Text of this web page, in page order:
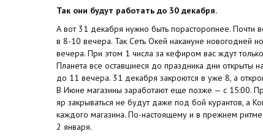
Так они будут работать до 30 декабря.
А вот 31 декабря нужно быть порасторопнее. Почти
в 8-10 вечера. Так Сеть Окей накануне новогодней
вечера. При этом 1 числа за кефиром вас ждут
Планета все оставшиеся до праздника дни открыты на
до 11 вечера. 31 декабря закроются в уже 8, а
В Июне магазины заработают еще позже — с 15:00.
яр закрываться не будут даже под бой курантов, а
каждого магазина. По-настоящему и в прежнем
2 января.